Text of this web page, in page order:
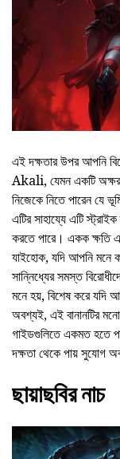
এই দক্ষতার উপর আপনি
Akali, যেমন একটি
নিজেকে নিতে পারেন যে
এটির সাহায্যে এটি
করতে পারে। একক ক্ষতি
যাইহোক, যদি আপনি মনে
সান্নিধ্যের সমস্ত
মনে হয়, বিশেষ করে যদি
অবশ্যই, এই বানানটির
গাইডগুলিতে একমত হতে
দক্ষতা থেকে পায় সুযোগ
ছায়াছবির নাচ